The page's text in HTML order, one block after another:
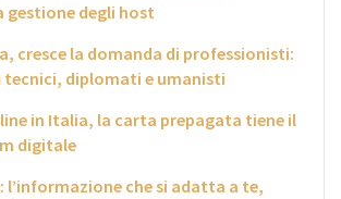
gestione degli host
cresce la domanda di professionisti:
tecnici, diplomati e umanisti
in Italia, la carta prepagata tiene il
digitale
l’informazione che si adatta a te,